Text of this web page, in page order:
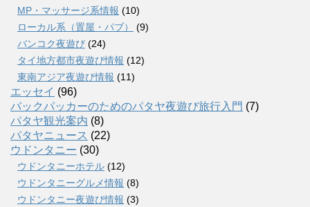
MP・マッサージ系情報 (10)
ローカル系（置屋・パブ）
(9)
バンコク夜遊び (24)
タイ地方都市夜遊び情報 (12)
東南アジア夜遊び情報 (11)
エッセイ (96)
バックパッカーのためのパタヤ夜遊び旅行入門 (7)
パタヤ観光案内 (8)
パタヤニュース (22)
ウドンタニー (30)
ウドンタニーホテル (12)
ウドンタニーグルメ情報 (8)
ウドンタニー夜遊び情報 (3)